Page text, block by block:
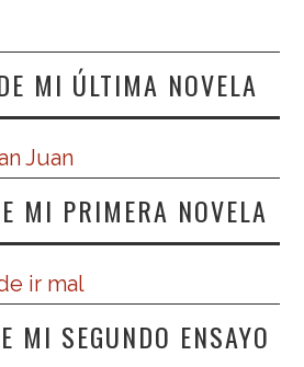
MI ÚLTIMA NOVELA
MI PRIMERA NOVELA
MI SEGUNDO ENSAYO